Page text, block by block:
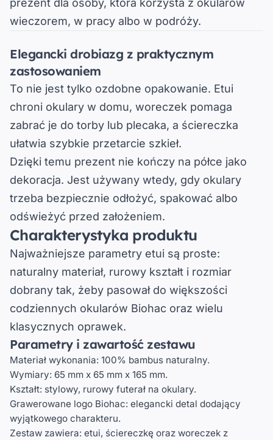
prezent dla osoby, która korzysta z okularów
wieczorem, w pracy albo w podróży.
Elegancki drobiazg z praktycznym
zastosowaniem
To nie jest tylko ozdobne opakowanie. Etui
chroni okulary w domu, woreczek pomaga
zabrać je do torby lub plecaka, a ściereczka
ułatwia szybkie przetarcie szkieł.
Dzięki temu prezent nie kończy na półce jako
dekoracja. Jest używany wtedy, gdy okulary
trzeba bezpiecznie odłożyć, spakować albo
odświeżyć przed założeniem.
Charakterystyka produktu
Najważniejsze parametry etui są proste:
naturalny materiał, rurowy kształt i rozmiar
dobrany tak, żeby pasował do większości
codziennych okularów Biohac oraz wielu
klasycznych oprawek.
Parametry i zawartość zestawu
Materiał wykonania: 100% bambus naturalny.
Wymiary: 65 mm x 65 mm x 165 mm.
Kształt: stylowy, rurowy futerał na okulary.
Grawerowane logo Biohac: elegancki detal dodający
wyjątkowego charakteru.
Zestaw zawiera: etui, ściereczkę oraz woreczek z